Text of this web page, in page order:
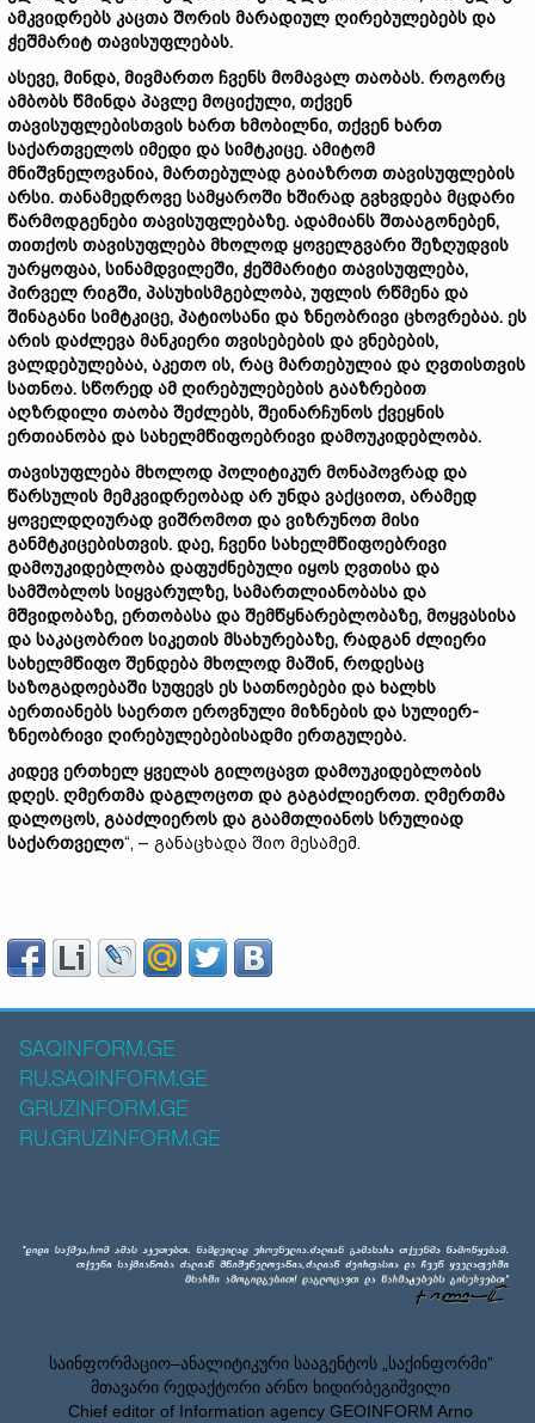
ამკვიდრებს კაცთა შორის მარადიულ ღირებულებებს და
ჭეშმარიტ თავისუფლებას.
ასევე, მინდა, მივმართო ჩვენს მომავალ თაობას. როგორც
ამბობს წმინდა პავლე მოციქული, თქვენ
თავისუფლებისთვის ხართ ხმობილნი, თქვენ ხართ
საქართველოს იმედი და სიმტკიცე. ამიტომ
მნიშვნელოვანია, მართებულად გაიაზროთ თავისუფლების
არსი. თანამედროვე სამყაროში ხშირად გვხვდება მცდარი
წარმოდგენები თავისუფლებაზე. ადამიანს შთააგონებენ,
თითქოს თავისუფლება მხოლოდ ყოველგვარი შეზღუდვის
უარყოფაა, სინამდვილეში, ჭეშმარიტი თავისუფლება,
პირველ რიგში, პასუხისმგებლობა, უფლის რწმენა და
შინაგანი სიმტკიცე, პატიოსანი და ზნეობრივი ცხოვრებაა. ეს
არის დაძლევა მანკიერი თვისებების და ვნებების,
ვალდებულებაა, აკეთო ის, რაც მართებულია და ღვთისთვის
სათნოა. სწორედ ამ ღირებულებების გააზრებით
აღზრდილი თაობა შეძლებს, შეინარჩუნოს ქვეყნის
ერთიანობა და სახელმწიფოებრივი დამოუკიდებლობა.
თავისუფლება მხოლოდ პოლიტიკურ მონაპოვრად და
წარსულის მემკვიდრეობად არ უნდა ვაქციოთ, არამედ
ყოველდღიურად ვიშრომოთ და ვიზრუნოთ მისი
განმტკიცებისთვის. დაე, ჩვენი სახელმწიფოებრივი
დამოუკიდებლობა დაფუძნებული იყოს ღვთისა და
სამშობლოს სიყვარულზე, სამართლიანობასა და
მშვიდობაზე, ერთობასა და შემწყნარებლობაზე, მოყვასისა
და საკაცობრიო სიკეთის მსახურებაზე, რადგან ძლიერი
სახელმწიფო შენდება მხოლოდ მაშინ, როდესაც
საზოგადოებაში სუფევს ეს სათნოებები და ხალხს
აერთიანებს საერთო ეროვნული მიზნების და სულიერ-
ზნეობრივი ღირებულებებისადმი ერთგულება.
კიდევ ერთხელ ყველას გილოცავთ დამოუკიდებლობის
დღეს. ღმერთმა დაგლოცოთ და გაგაძლიეროთ. ღმერთმა
დალოცოს, გააძლიეროს და გაამთლიანოს სრულიად
საქართველო“, – განაცხადა შიო მესამემ.
SAQINFORM.GE
RU.SAQINFORM.GE
GRUZINFORM.GE
RU.GRUZINFORM.GE
საინფორმაციო–ანალიტიკური სააგენტოს „საქინფორმი”
მთავარი რედაქტორი არნო ხიდირბეგიშვილი
Chief editor of Information agency GEOINFORM Arno